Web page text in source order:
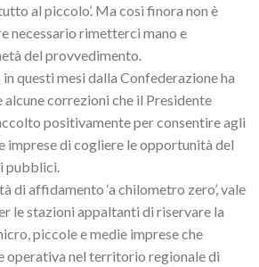
al piccolo’. Ma così finora non è
necessario rimetterci mano e
del provvedimento.
questi mesi dalla Confederazione ha
correzioni che il Presidente
positivamente per consentire agli
imprese di cogliere le opportunità del
pubblici.
di affidamento ‘a chilometro zero’, vale
le stazioni appaltanti di riservare la
piccole e medie imprese che
operativa nel territorio regionale di